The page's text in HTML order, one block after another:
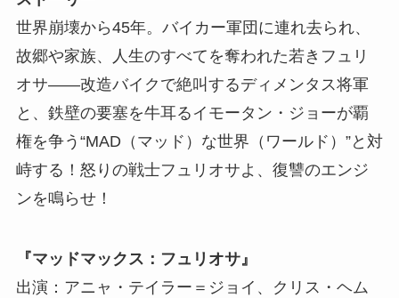
世界崩壊から45年。バイカー軍団に連れ去られ、
故郷や家族、人生のすべてを奪われた若きフュリ
オサ――改造バイクで絶叫するディメンタス将軍
と、鉄壁の要塞を牛耳るイモータン・ジョーが覇
権を争う“MAD（マッド）な世界（ワールド）”と対
峙する！怒りの戦士フュリオサよ、復讐のエンジ
ンを鳴らせ！
『マッドマックス：フュリオサ』
出演：アニャ・テイラー＝ジョイ、クリス・ヘム